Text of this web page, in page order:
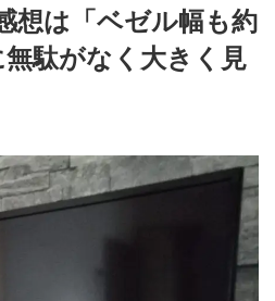
想は「ベゼル幅も約
駄がなく大きく見